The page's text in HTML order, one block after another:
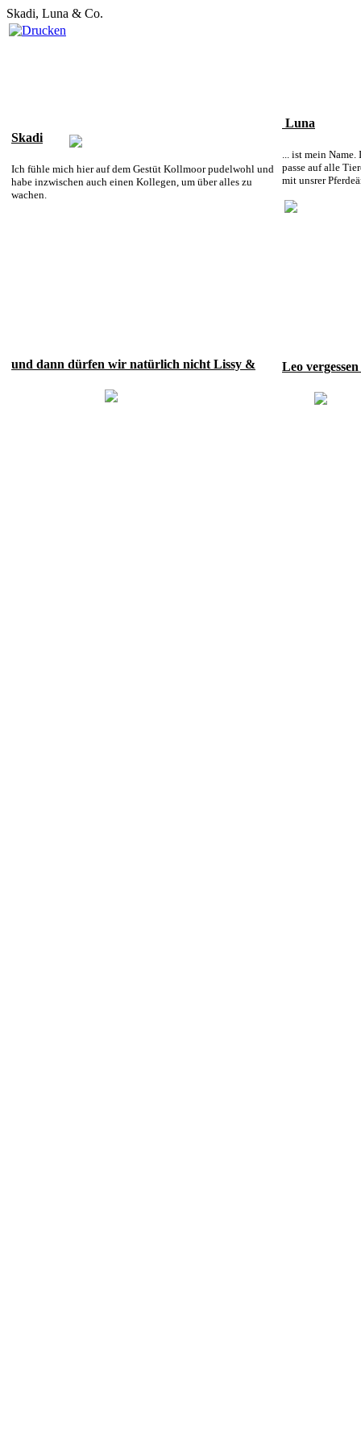
Skadi, Luna & Co.
Skadi
Ich fühle mich hier auf dem Gestüt Kollmoor pudelwohl und
habe inzwischen auch einen Kollegen, um über alles zu
wachen.
Luna
... ist mein
passe auf alle
mit unsrer
und dann dürfen wir natürlich nicht Lissy & Leo vergessen